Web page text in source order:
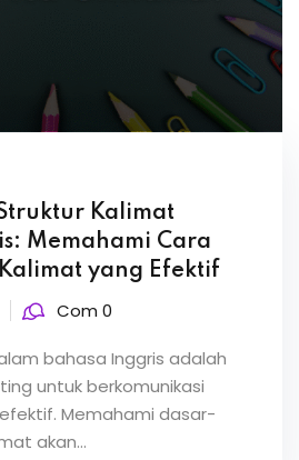
Kalimat
Memahami Cara
yang Efektif
Com 0
bahasa Inggris adalah
untuk berkomunikasi
Memahami dasar-
akan…